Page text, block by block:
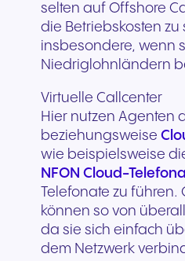
selten auf Offshore
die Betriebskosten zu
insbesondere, wenn
Niedriglohnländern
Virtuelle Callcenter
Hier nutzen Agenten
beziehungsweise
wie beispielsweise
NFON Cloud-
Telefonate zu führen.
können so von
da sie sich einfach
dem Netzwerk